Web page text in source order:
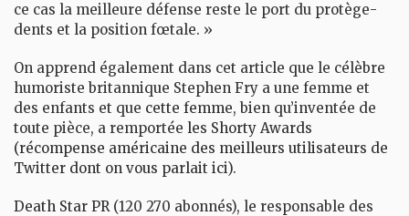
ce cas la meilleure défense reste le port du protège-
dents et la position fœtale. »
On apprend également dans cet article que le célèbre
humoriste britannique Stephen Fry a une femme et
des enfants et que cette femme, bien qu’inventée de
toute pièce, a remportée les Shorty Awards
(récompense américaine des meilleurs utilisateurs de
Twitter dont on vous parlait ici).
Death Star PR(120 270 abonnés), le responsable des